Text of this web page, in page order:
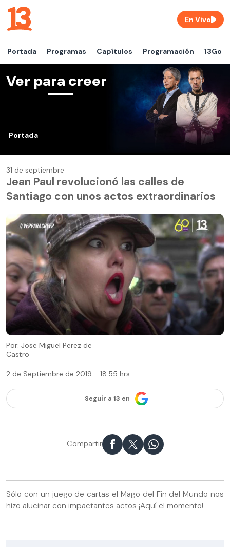
Portada Programas Capítulos Programación 13Go
En Vivo
Ver para creer
Portada
31 de septiembre
Jean Paul revolucionó las calles de
Santiago con unos actos extraordinarios
Por: Jose Miguel Perez de
Castro
2 de Septiembre de 2019 - 18:55 hrs.
Seguir a 13 en
Compartir
Sólo con un juego de cartas el Mago del Fin del Mundo nos
hizo alucinar con impactantes actos ¡Aquí el momento!